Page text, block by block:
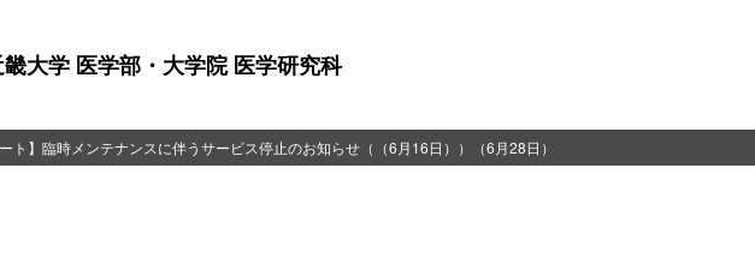
大学 医学部・大学院 医学研究科
ト】臨時メンテナンスに伴うサービス停止のお知らせ（（6月16日））（6月28日）